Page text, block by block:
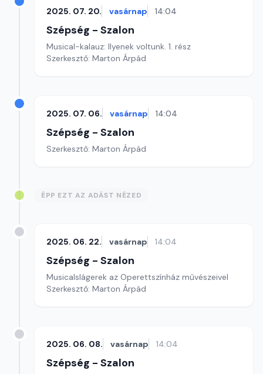
2025. 07. 20. vasárnap 14:04
Szépség - Szalon
Musical-kalauz: Ilyenek voltunk. 1. rész
Szerkesztő: Marton Árpád
2025. 07. 06. vasárnap 14:04
Szépség - Szalon
Szerkesztő: Marton Árpád
ÉPP EZT AZ ADÁST NÉZED
2025. 06. 22. vasárnap 14:04
Szépség - Szalon
Musicalslágerek az Operettszínház művészeivel
Szerkesztő: Marton Árpád
2025. 06. 08. vasárnap 14:04
Szépség - Szalon